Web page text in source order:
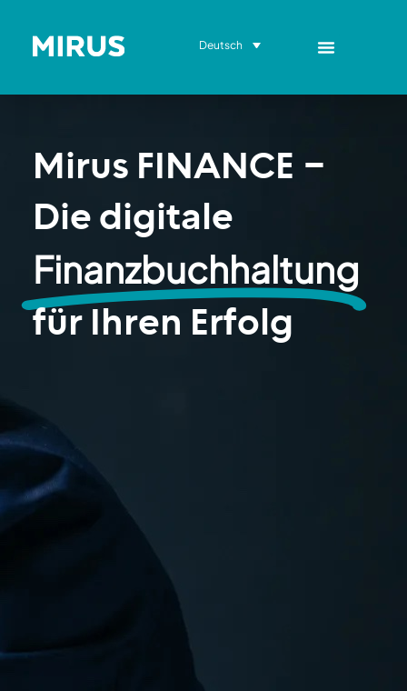
Deutsch
Mirus FINANCE –
Die digitale
Finanzbuchhaltung
für Ihren Erfolg